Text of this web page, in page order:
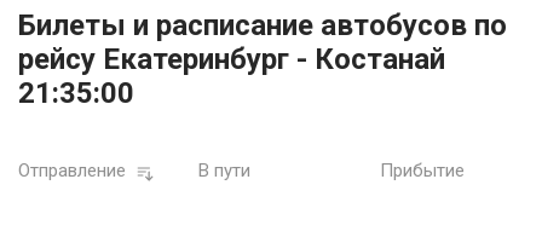
Билеты и расписание автобусов по
рейсу Екатеринбург - Костанай
21:35:00
Отправление В пути Прибытие